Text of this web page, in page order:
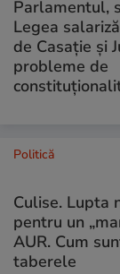
Parlamentul,
Legea
de Casație și
probleme de
Politică
Culise. Lupta
pentru un
AUR. Cum
taberele